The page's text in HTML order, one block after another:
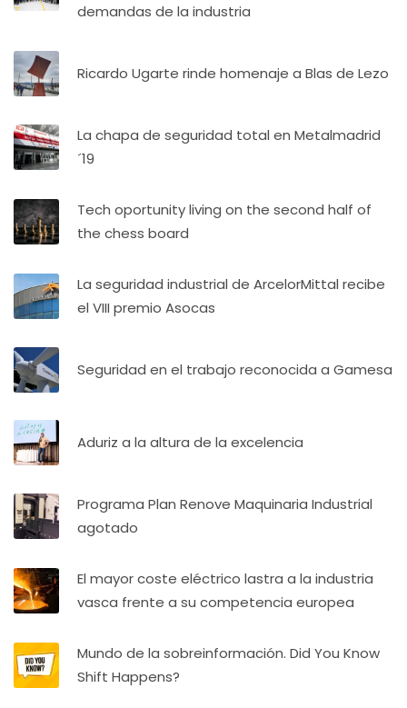
demandas de la industria
Ricardo Ugarte rinde homenaje a Blas de Lezo
La chapa de seguridad total en Metalmadrid
´19
Tech oportunity living on the second half of
the chess board
La seguridad industrial de ArcelorMittal recibe
el VIII premio Asocas
Seguridad en el trabajo reconocida a Gamesa
Aduriz a la altura de la excelencia
Programa Plan Renove Maquinaria Industrial
agotado
El mayor coste eléctrico lastra a la industria
vasca frente a su competencia europea
Mundo de la sobreinformación. Did You Know
Shift Happens?